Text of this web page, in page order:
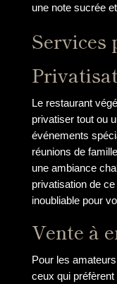
une note sucrée
Services
Le restaurant
privatiser tout ou
événements
réunions de
une ambiance
privatisation de
inoubliable pour
Vente à
Pour les
ceux qui